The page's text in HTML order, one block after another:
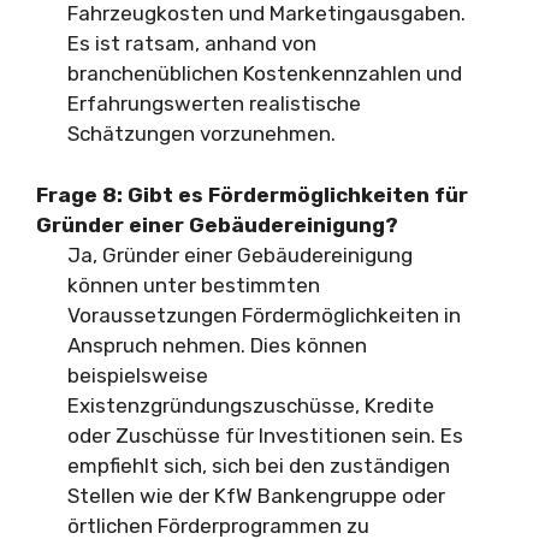
Fahrzeugkosten und Marketingausgaben.
Es ist ratsam, anhand von
branchenüblichen Kostenkennzahlen und
Erfahrungswerten realistische
Schätzungen vorzunehmen.
Frage 8: Gibt es Fördermöglichkeiten für
Gründer einer Gebäudereinigung?
Ja, Gründer einer Gebäudereinigung
können unter bestimmten
Voraussetzungen Fördermöglichkeiten in
Anspruch nehmen. Dies können
beispielsweise
Existenzgründungszuschüsse, Kredite
oder Zuschüsse für Investitionen sein. Es
empfiehlt sich, sich bei den zuständigen
Stellen wie der KfW Bankengruppe oder
örtlichen Förderprogrammen zu